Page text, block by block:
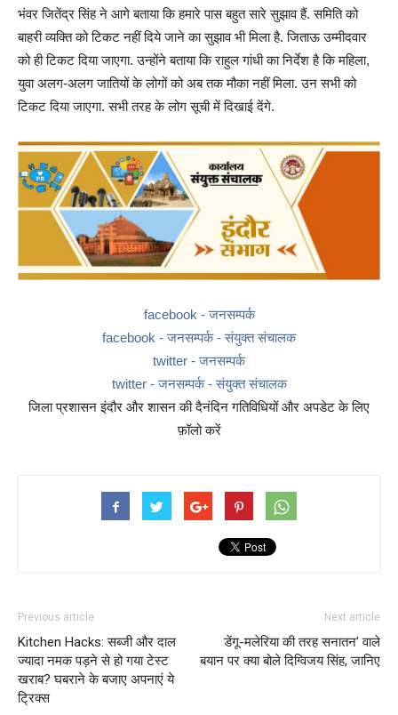
भंवर जितेंद्र सिंह ने आगे बताया कि हमारे पास बहुत सारे सुझाव हैं. समिति को
बाहरी व्यक्ति को टिकट नहीं दिये जाने का सुझाव भी मिला है. जिताऊ उम्मीदवार
को ही टिकट दिया जाएगा. उन्होंने बताया कि राहुल गांधी का निर्देश है कि महिला,
युवा अलग-अलग जातियों के लोगों को अब तक मौका नहीं मिला. उन सभी को
टिकट दिया जाएगा. सभी तरह के लोग सूची में दिखाई देंगे.
facebook - जनसम्पर्क
facebook - जनसम्पर्क - संयुक्त संचालक
twitter - जनसम्पर्क
twitter - जनसम्पर्क - संयुक्त संचालक
जिला प्रशासन इंदौर और शासन की दैनंदिन गतिविधियों और अपडेट के लिए
फ़ॉलो करें
Previous article
Kitchen Hacks: सब्जी और दाल
ज्यादा नमक पड़ने से हो गया टेस्ट
खराब? घबराने के बजाए अपनाएं ये
ट्रिक्स
Next article
डेंगू-मलेरिया की तरह सनातन’ वाले
बयान पर क्या बोले दिग्विजय सिंह, जानिए